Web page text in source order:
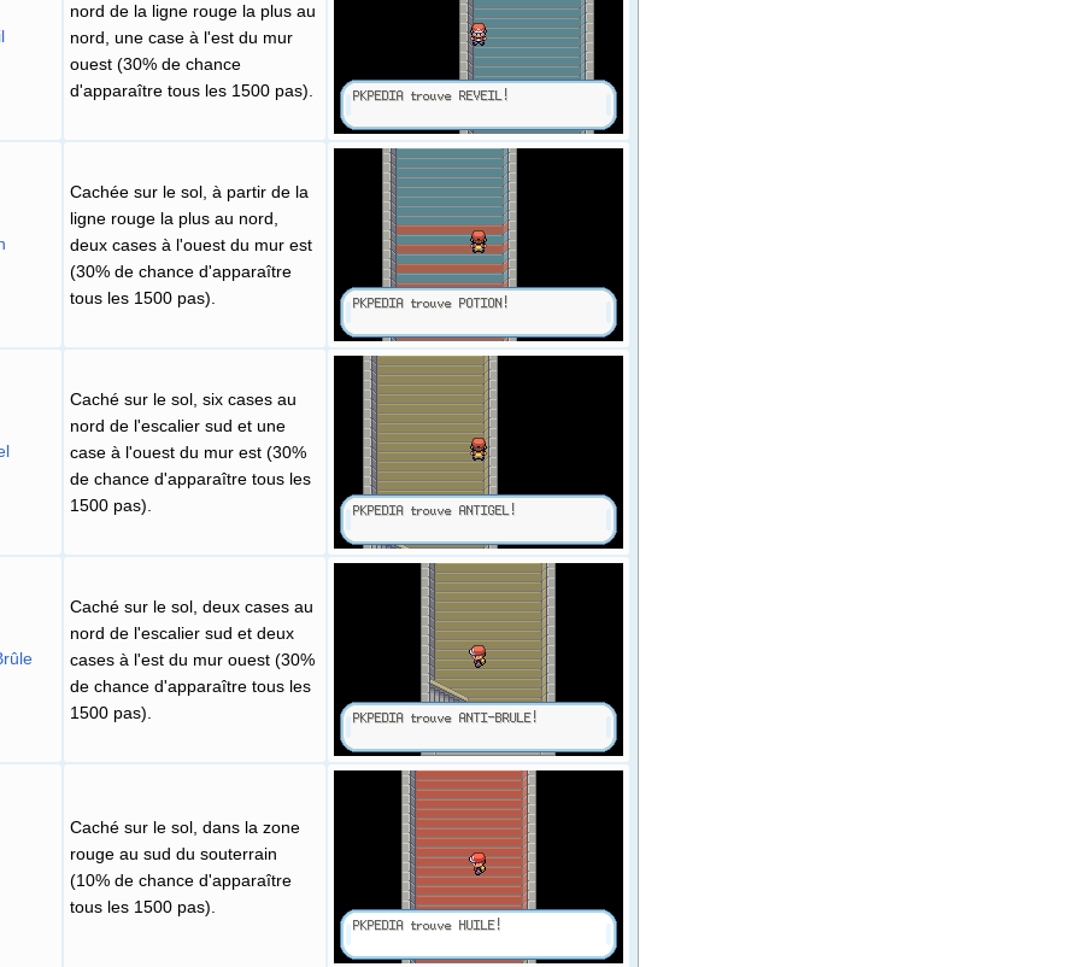
nord de la ligne rouge la plus au
nord, une case à l'est du mur
ouest (30% de chance
d'apparaître tous les 1500 pas).
Cachée sur le sol, à partir de la
ligne rouge la plus au nord,
deux cases à l'ouest du mur est
(30% de chance d'apparaître
tous les 1500 pas).
Caché sur le sol, six cases au
nord de l'escalier sud et une
case à l'ouest du mur est (30%
de chance d'apparaître tous les
1500 pas).
Caché sur le sol, deux cases au
nord de l'escalier sud et deux
cases à l'est du mur ouest (30%
de chance d'apparaître tous les
1500 pas).
Caché sur le sol, dans la zone
rouge au sud du souterrain
(10% de chance d'apparaître
tous les 1500 pas).